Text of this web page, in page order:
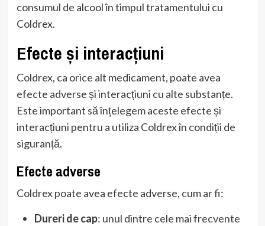
consumul de alcool în timpul tratamentului cu
Coldrex.
Efecte și interacțiuni
Coldrex, ca orice alt medicament, poate avea
efecte adverse și interacțiuni cu alte substanțe.
Este important să înțelegem aceste efecte și
interacțiuni pentru a utiliza Coldrex în condiții de
siguranță.
Efecte adverse
Coldrex poate avea efecte adverse, cum ar fi:
Dureri de cap: unul dintre cele mai frecvente